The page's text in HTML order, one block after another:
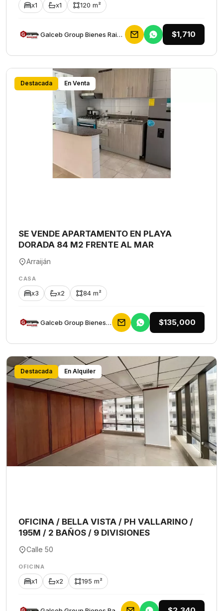
x1 x1 120 m²
Galceb Group Bienes Raices $1,710
Destacada En Venta
SE VENDE APARTAMENTO EN PLAYA
DORADA 84 M2 FRENTE AL MAR
Arraiján
CASA
x3 x2 84 m²
Galceb Group Bienes Raices $135,000
Destacada En Alquiler
OFICINA / BELLA VISTA / PH VALLARINO /
195M / 2 BAÑOS / 9 DIVISIONES
Calle 50
OFICINA
x1 x2 195 m²